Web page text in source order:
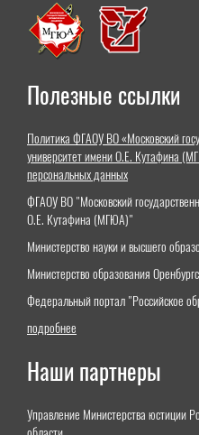
Полезные ссылки
Политика ФГАОУ ВО «Московский
университет имени О.Е. Кутафина
персональных данных
ФГАОУ ВО "Московский
О.Е. Кутафина (МГЮА)"
Министерство науки и высшего
Министерство образования
Федеральный портал "Российское
подробнее
Наши партнеры
Управление Министерства юстиции